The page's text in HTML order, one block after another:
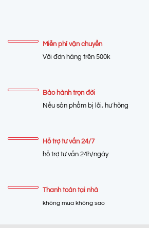
Miễn phí vận chuyển
Với đơn hàng trên 500k
Bảo hành trọn đời
Nếu sản phẩm bị lỗi, hư hỏng
Hỗ trợ tư vấn 24/7
hỗ trợ tư vấn 24h/ngày
Thanh toán tại nhà
không mua không sao